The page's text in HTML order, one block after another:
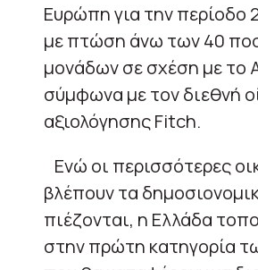
Ευρώπη για την περίοδο
με πτώση άνω των 40
μονάδων σε σχέση με το
σύμφωνα με τον διεθνή
αξιολόγησης Fitch.
Ενώ οι περισσότερες
βλέπουν τα
πιέζονται, η Ελλάδα
στην πρώτη κατηγορία